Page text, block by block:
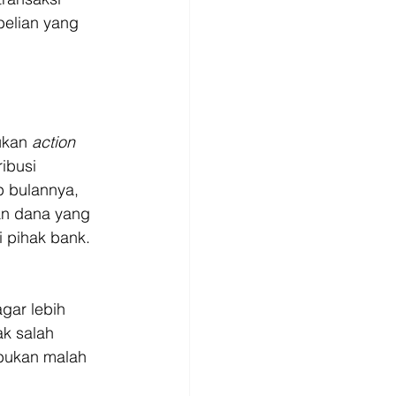
yang
action
bulannya,
dana yang
pihak bank.
lebih
salah
malah